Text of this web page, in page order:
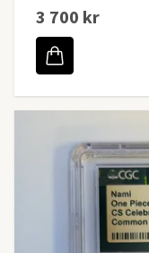
3 700 kr